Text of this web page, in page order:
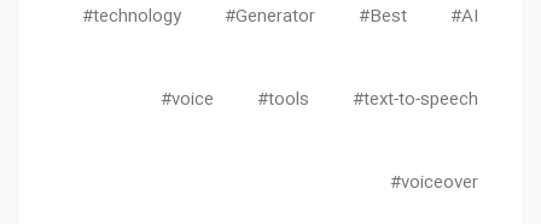
AI#
Best#
Generator#
technology#
text-to-speech#
tools#
voice#
voiceover#